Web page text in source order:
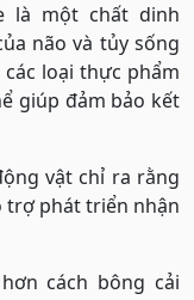
là một chất dinh
não và tủy sống
loại thực phẩm
giúp đảm bảo kết
vật chỉ ra rằng
trợ phát triển nhận
cách bông cải